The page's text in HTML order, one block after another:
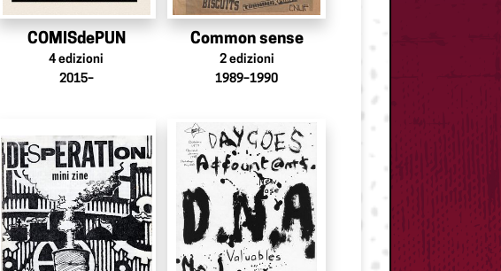
COMISdePUN
4 edizioni
2015–
Common sense
2 edizioni
1989–1990